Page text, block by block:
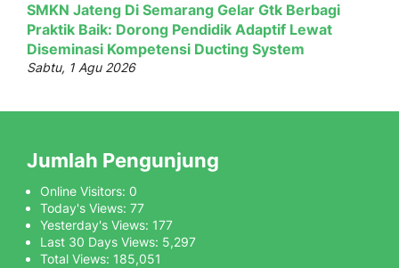
SMKN Jateng Di Semarang Gelar Gtk Berbagi
Praktik Baik: Dorong Pendidik Adaptif Lewat
Diseminasi Kompetensi Ducting System
Sabtu, 1 Agu 2026
Jumlah Pengunjung
Online Visitors: 0
Today's Views: 77
Yesterday's Views: 177
Last 30 Days Views: 5,297
Total Views: 185,051